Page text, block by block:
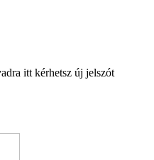
itt kérhetsz új jelszót